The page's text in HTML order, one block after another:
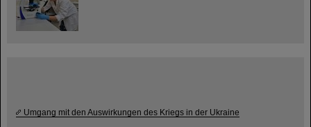
Umgang mit den Auswirkungen des Kriegs in der Ukraine